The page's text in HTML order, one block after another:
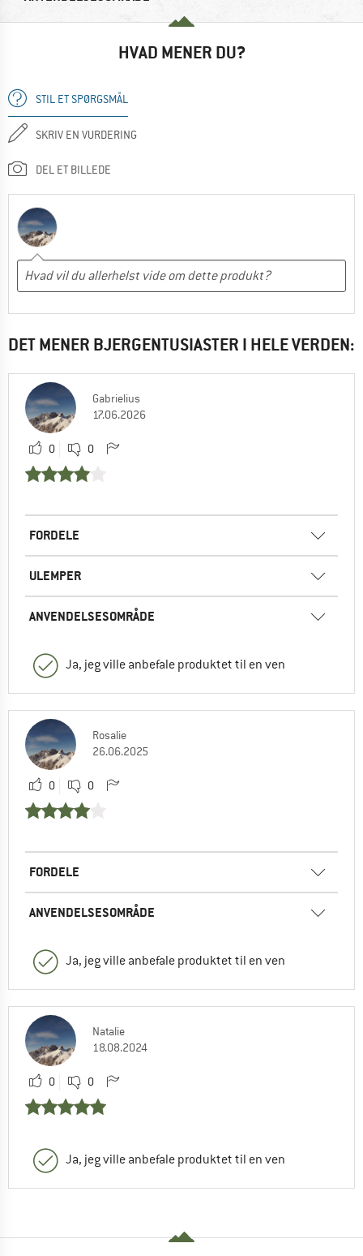
HVAD MENER DU?
STIL ET SPØRGSMÅL
SKRIV EN VURDERING
DEL ET BILLEDE
DET MENER BJERGENTUSIASTER I HELE VERDEN:
Gabrielius
17.06.2026
0 0
FORDELE
ULEMPER
ANVENDELSESOMRÅDE
Ja, jeg ville anbefale produktet til en ven
Rosalie
26.06.2025
0 0
FORDELE
ANVENDELSESOMRÅDE
Ja, jeg ville anbefale produktet til en ven
Natalie
18.08.2024
0 0
Ja, jeg ville anbefale produktet til en ven